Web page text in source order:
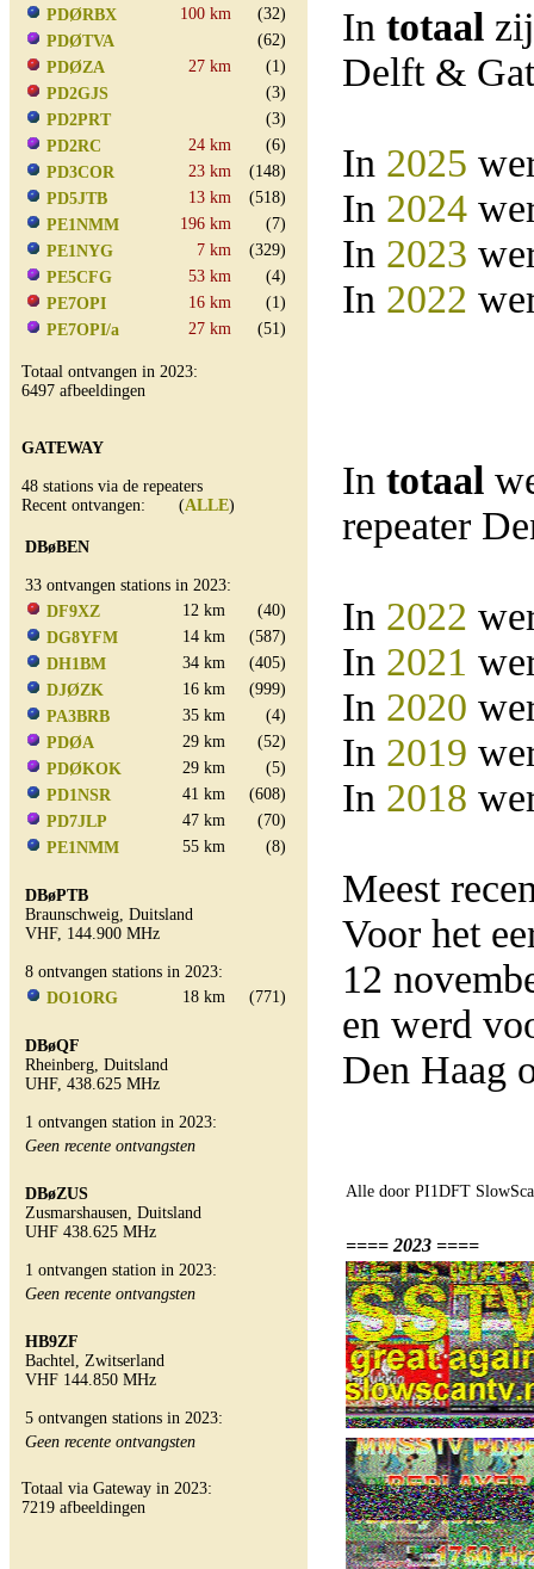
PDØRBX
100 km
(32)
PDØTVA
(62)
PDØZA
27 km
(1)
PD2GJS
(3)
PD2PRT
(3)
PD2RC
24 km
(6)
PD3COR
23 km
(148)
PD5JTB
13 km
(518)
PE1NMM
196 km
(7)
PE1NYG
7 km
(329)
PE5CFG
53 km
(4)
PE7OPI
16 km
(1)
PE7OPI/a
27 km (51)
Totaal ontvangen in 2023:
6497 afbeeldingen
GATEWAY
48 stations via de repeaters
Recent ontvangen: (ALLE)
DBøBEN
33 ontvangen stations in 2023:
DF9XZ
12 km
(40)
DG8YFM
14 km
(587)
DH1BM
34 km
(405)
DJØZK
16 km
(999)
PA3BRB
35 km
(4)
PDØA
29 km
(52)
PDØKOK
29 km
(5)
PD1NSR
41 km
(608)
PD7JLP
47 km
(70)
PE1NMM
55 km (8)
DBøPTB
Braunschweig, Duitsland
VHF, 144.900 MHz
8 ontvangen stations in 2023:
DO1ORG
18 km (771)
DBøQF
Rheinberg, Duitsland
UHF, 438.625 MHz
1 ontvangen station in 2023:
Geen recente ontvangsten
DBøZUS
Zusmarshausen, Duitsland
UHF 438.625 MHz
1 ontvangen station in 2023:
Geen recente ontvangsten
HB9ZF
Bachtel, Zwitserland
VHF 144.850 MHz
5 ontvangen stations in 2023:
Geen recente ontvangsten
Totaal via Gateway in 2023:
7219 afbeeldingen
In totaal
Delft &
In 2025
In 2024
In 2023
In 2022
In totaal
repeater
In 2022
In 2021
In 2020
In 2019
In 2018
Meest
Voor het
12
en werd
Den Haag
Alle door PI1DFT
==== 2023 ====